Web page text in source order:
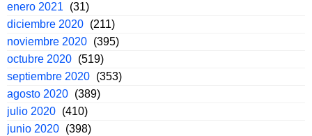
enero 2021
(31)
diciembre 2020 (211)
noviembre 2020 (395)
octubre 2020 (519)
septiembre 2020 (353)
agosto 2020 (389)
julio 2020 (410)
junio 2020 (398)